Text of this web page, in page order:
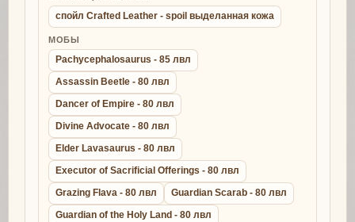
спойл Crafted Leather - spoil выделанная кожа
МОБЫ
Pachycephalosaurus - 85 лвл
Assassin Beetle - 80 лвл
Dancer of Empire - 80 лвл
Divine Advocate - 80 лвл
Elder Lavasaurus - 80 лвл
Executor of Sacrificial Offerings - 80 лвл
Grazing Flava - 80 лвл
Guardian Scarab - 80 лвл
Guardian of the Holy Land - 80 лвл